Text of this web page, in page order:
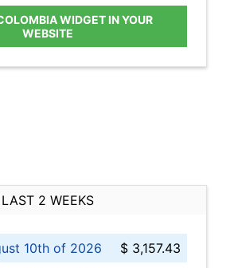
WIDGET IN YOUR
WEBSITE
LAST 2 WEEKS
10th of 2026
$ 3,157.43